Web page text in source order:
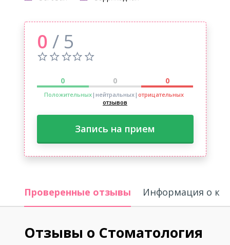
0 / 5
0 0 0
Положительных|нейтральных| отрицательных
отзывов
Запись на прием
Проверенные отзывы Информация о
Отзывы о Стоматология